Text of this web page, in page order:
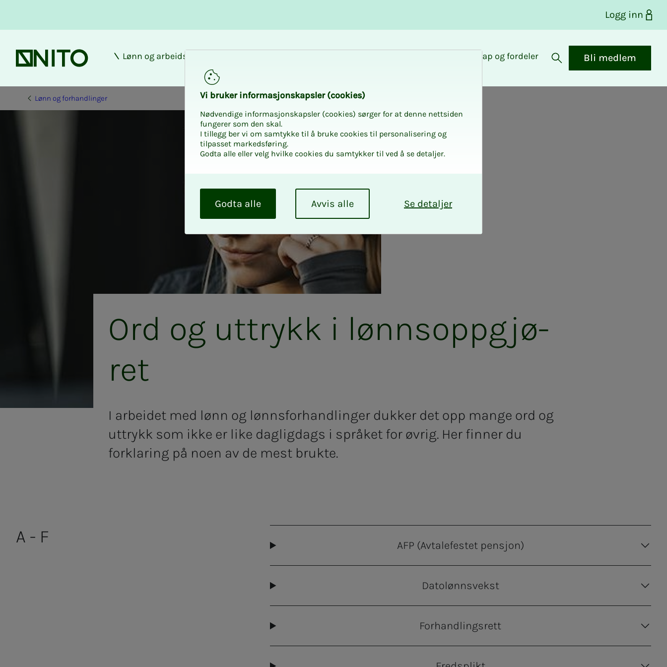
Logg inn
Forsiden
Lønn og arbeidsforhold Medlemskap og fordeler
Åpne søk
Bli medlem
Lønn og forhandlinger
Ord og ut­­­trykk i lønns­opp­­­gjø­
ret
I arbeidet med lønn og lønnsforhandlinger dukker det opp mange ord og
uttrykk som ikke er like dagligdags i språket for øvrig. Her finner du
forklaring på noen av de mest brukte.
A - F AFP (Avtalefestet pensjon)
Datolønnsvekst
Forhandlingsrett
Vi bru­­­ker in­­­for­­­ma­­­sjons­­­kaps­­­­­ler (cookies)
Nødvendige informasjonskapsler (cookies) sørger for at denne nettsiden
fungerer som den skal.
I tillegg ber vi om samtykke til å bruke cookies til personalisering og
tilpasset markedsføring.
Godta alle eller velg hvilke cookies du samtykker til ved å se detaljer.
v
a
l
Se detaljer
Avvis alle
Godta alle